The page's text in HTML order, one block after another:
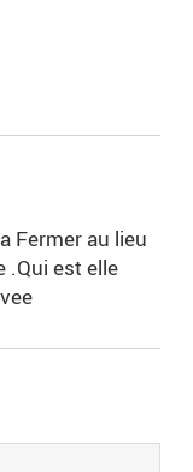
Fermer au lieu
.Qui est elle